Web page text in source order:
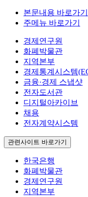
본문내용 바로가기
주메뉴 바로가기
경제연구원
화폐박물관
지역본부
경제통계시스템
금융·경제 스냅샷
전자도서관
디지털아카이브
채용
전자계약시스템
관련사이트 바로가기
한국은행
화폐박물관
경제연구원
지역본부